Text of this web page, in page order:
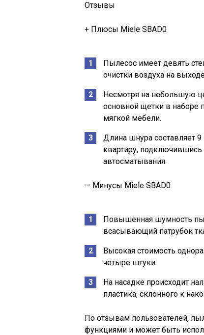
Отзывы
+ Плюсы Miele SBAD0
Пылесос имеет девять
очистки воздуха на
Несмотря на небольшую
основной щетки в наборе
мягкой мебели.
Длина шнура составляет
квартиру,
автосматывания.
— Минусы Miele SBAD0
Повышенная шумность
всасывающий патрубок
Высокая стоимость
четыре штуки.
На насадке происходит
пластика, склонного к
По отзывам пользователей,
функциями и может быть